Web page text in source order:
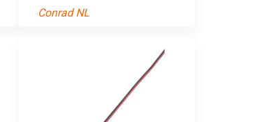
Conrad NL